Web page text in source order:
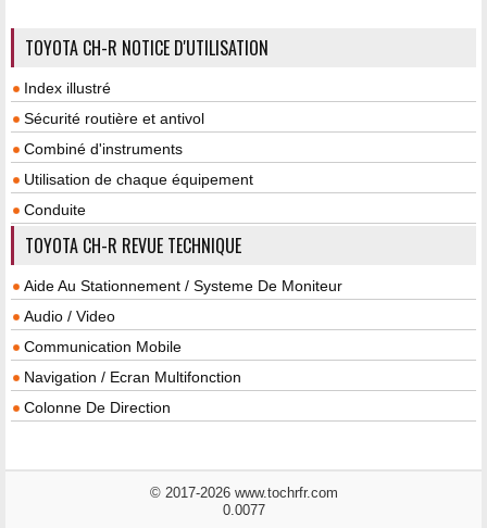
TOYOTA CH-R NOTICE D'UTILISATION
Index illustré
Sécurité routière et antivol
Combiné d'instruments
Utilisation de chaque équipement
Conduite
TOYOTA CH-R REVUE TECHNIQUE
Aide Au Stationnement / Systeme De Moniteur
Audio / Video
Communication Mobile
Navigation / Ecran Multifonction
Colonne De Direction
© 2017-2026 www.tochrfr.com
0.0077